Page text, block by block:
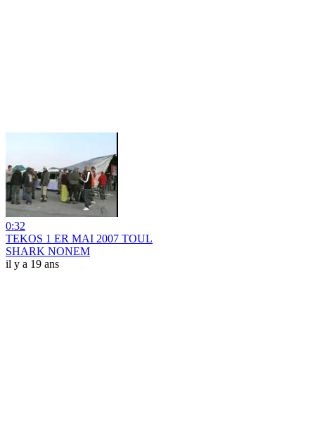
0:32
TEKOS 1 ER MAI 2007 TOUL
SHARK NONEM
il y a 19 ans